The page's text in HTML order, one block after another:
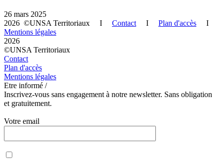
26 mars 2025
2026 ©UNSA Territoriaux I Contact I Plan d'accès I
Mentions légales
2026
©UNSA Territoriaux
Contact
Plan d'accès
Mentions légales
Etre informé /
Inscrivez-vous sans engagement à notre newsletter. Sans obligation
et gratuitement.
Votre email